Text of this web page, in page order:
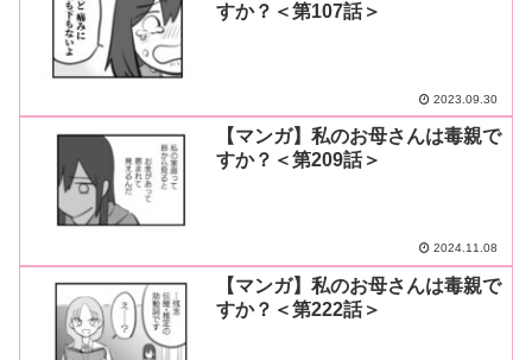
すか？＜第107話＞
2023.09.30
【マンガ】私のお母さんは毒親で
すか？＜第209話＞
2024.11.08
【マンガ】私のお母さんは毒親で
すか？＜第222話＞